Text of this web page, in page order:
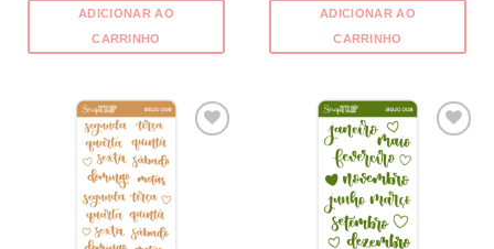
ADICIONAR AO
CARRINHO
ADICIONAR AO
CARRINHO